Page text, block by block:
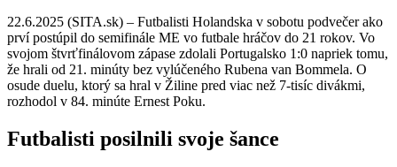
22.6.2025 (SITA.sk) – Futbalisti Holandska v sobotu podvečer ako
prví postúpil do semifinále ME vo futbale hráčov do 21 rokov. Vo
svojom štvrťfinálovom zápase zdolali Portugalsko 1:0 napriek tomu,
že hrali od 21. minúty bez vylúčeného Rubena van Bommela. O
osude duelu, ktorý sa hral v Žiline pred viac než 7-tisíc divákmi,
rozhodol v 84. minúte Ernest Poku.
Futbalisti posilnili svoje šance